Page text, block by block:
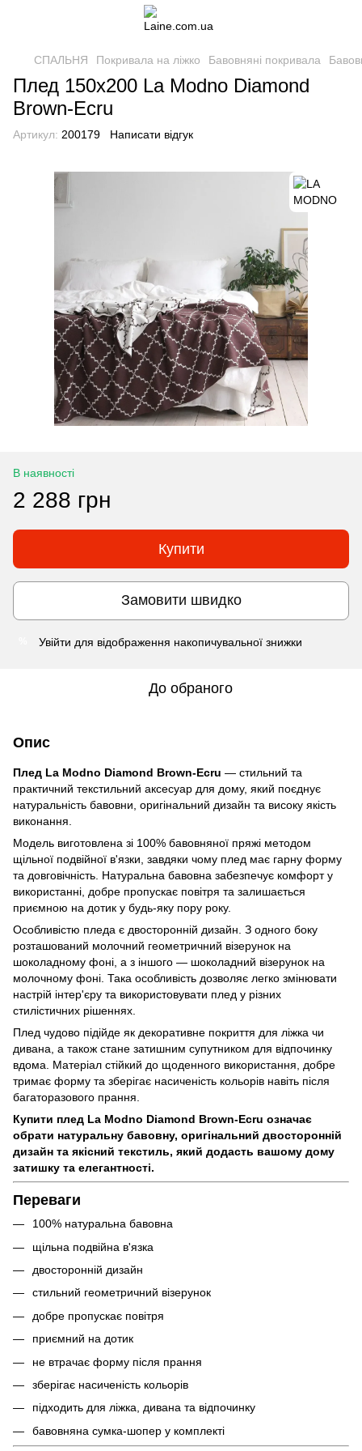
СПАЛЬНЯ Покривала на ліжко Бавовняні покривала
Плед 150x200 La Modno Diamond
Brown-Ecru
Артикул: 200179 Написати відгук
В наявності
2 288 грн
Купити
Замовити швидко
Увійти для відображення накопичувальної знижки
До обраного
Опис
Плед La Modno Diamond Brown-Ecru — стильний та
практичний текстильний аксесуар для дому, який поєднує
натуральність бавовни, оригінальний дизайн та високу якість
виконання.
Модель виготовлена зі 100% бавовняної пряжі методом
щільної подвійної в'язки, завдяки чому плед має гарну форму
та довговічність. Натуральна бавовна забезпечує комфорт у
використанні, добре пропускає повітря та залишається
приємною на дотик у будь-яку пору року.
Особливістю пледа є двосторонній дизайн. З одного боку
розташований молочний геометричний візерунок на
шоколадному фоні, а з іншого — шоколадний візерунок на
молочному фоні. Така особливість дозволяє легко змінювати
настрій інтер'єру та використовувати плед у різних
стилістичних рішеннях.
Плед чудово підійде як декоративне покриття для ліжка чи
дивана, а також стане затишним супутником для відпочинку
вдома. Матеріал стійкий до щоденного використання, добре
тримає форму та зберігає насиченість кольорів навіть після
багаторазового прання.
Купити плед La Modno Diamond Brown-Ecru означає
обрати натуральну бавовну, оригінальний двосторонній
дизайн та якісний текстиль, який додасть вашому дому
затишку та елегантності.
Переваги
100% натуральна бавовна
щільна подвійна в'язка
двосторонній дизайн
стильний геометричний візерунок
добре пропускає повітря
приємний на дотик
не втрачає форму після прання
зберігає насиченість кольорів
підходить для ліжка, дивана та відпочинку
бавовняна сумка-шопер у комплекті